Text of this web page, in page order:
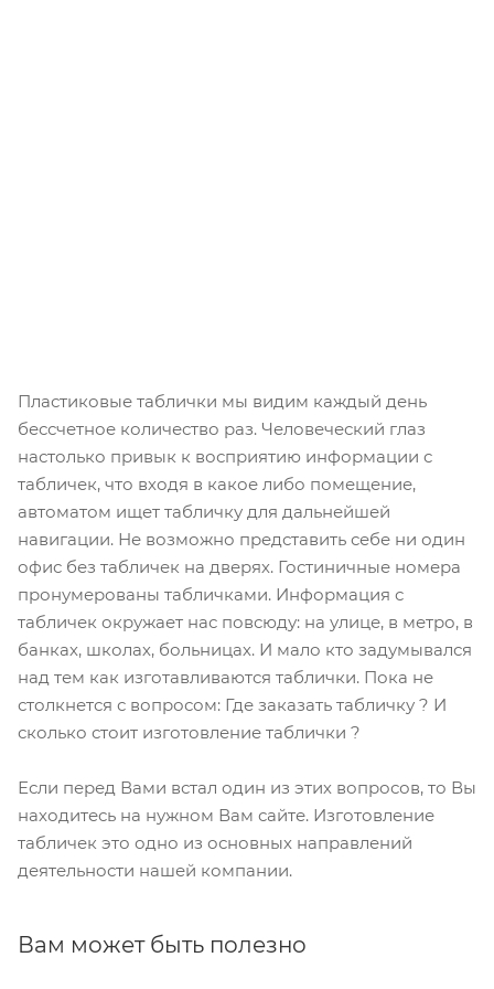
Пластиковые таблички мы видим каждый день
бессчетное количество раз. Человеческий глаз
настолько привык к восприятию информации с
табличек, что входя в какое либо помещение,
автоматом ищет табличку для дальнейшей
навигации. Не возможно представить себе ни один
офис без табличек на дверях. Гостиничные номера
пронумерованы табличками. Информация с
табличек окружает нас повсюду: на улице, в метро, в
банках, школах, больницах. И мало кто задумывался
над тем как изготавливаются таблички. Пока не
столкнется с вопросом: Где заказать табличку ? И
сколько стоит изготовление таблички ?
Если перед Вами встал один из этих вопросов, то Вы
находитесь на нужном Вам сайте. Изготовление
табличек это одно из основных направлений
деятельности нашей компании.
Вам может быть полезно